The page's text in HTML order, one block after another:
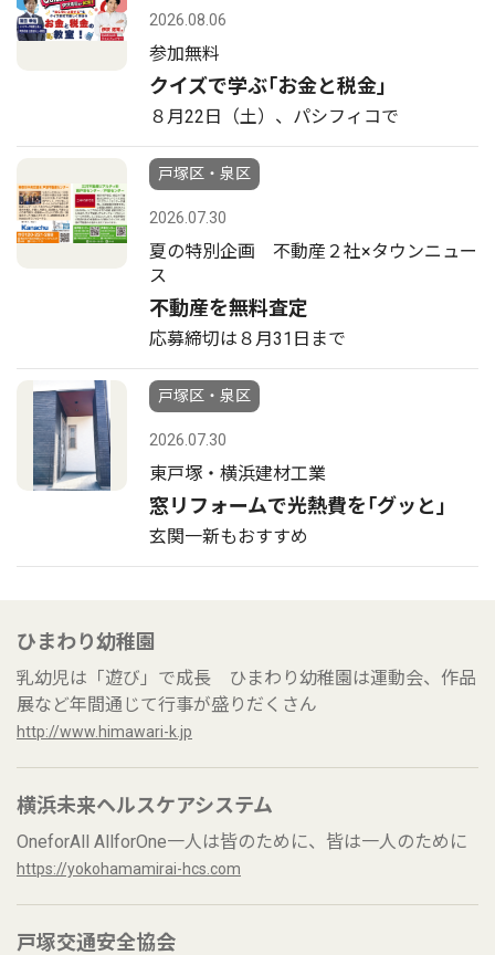
2026.08.06
参加無料
クイズで学ぶ｢お金と税金｣
８月22日（土）、パシフィコで
戸塚区・泉区
2026.07.30
夏の特別企画 不動産２社×タウンニュー
ス
不動産を無料査定
応募締切は８月31日まで
戸塚区・泉区
2026.07.30
東戸塚・横浜建材工業
窓リフォームで光熱費を｢グッと｣
玄関一新もおすすめ
ひまわり幼稚園
乳幼児は「遊び」で成長 ひまわり幼稚園は運動会、作品
展など年間通じて行事が盛りだくさん
http://www.himawari-k.jp
横浜未来ヘルスケアシステム
OneforAll AllforOne一人は皆のために、皆は一人のために
https://yokohamamirai-hcs.com
戸塚交通安全協会